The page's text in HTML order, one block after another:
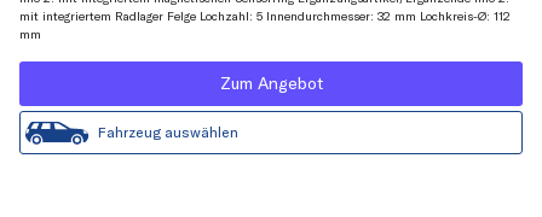
mit integriertem Radlager Felge Lochzahl: 5 Innendurchmesser: 32 mm Lochkreis-Ø: 112
mm
Zum Angebot
Fahrzeug auswählen